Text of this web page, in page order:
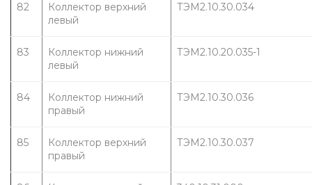
82
Коллектор верхний
левый
ТЭМ2.10.30.034
83
Коллектор нижний
левый
ТЭМ2.10.20.035-1
84
Коллектор нижний
правый
ТЭМ2.10.30.036
85
Коллектор верхний
правый
ТЭМ2.10.30.037